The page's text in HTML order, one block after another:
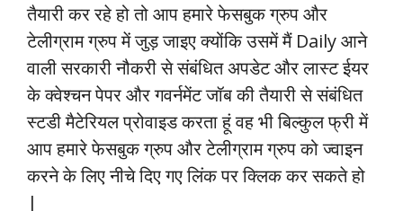
तैयारी कर रहे हो तो आप हमारे फेसबुक ग्रुप और
टेलीग्राम ग्रुप में जुड़ जाइए क्योंकि उसमें मैं Daily आने
वाली सरकारी नौकरी से संबंधित अपडेट और लास्ट ईयर
के क्वेश्चन पेपर और गवर्नमेंट जॉब की तैयारी से संबंधित
स्टडी मैटेरियल प्रोवाइड करता हूं वह भी बिल्कुल फ्री में
आप हमारे फेसबुक ग्रुप और टेलीग्राम ग्रुप को ज्वाइन
करने के लिए नीचे दिए गए लिंक पर क्लिक कर सकते हो
|